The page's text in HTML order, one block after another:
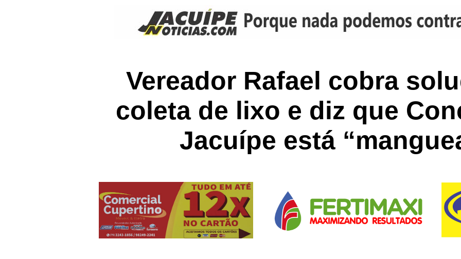
Vereador Rafael cobra
coleta de lixo e diz que
Jacuípe está